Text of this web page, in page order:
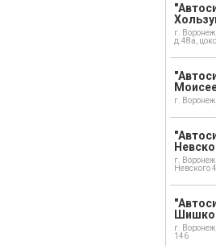
г.
д.48а,
г.
г.
Невского
г.
146